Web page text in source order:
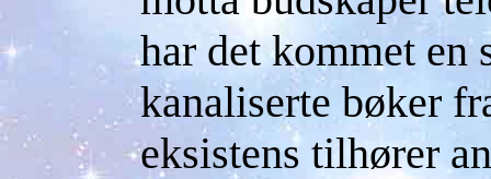
har det kommet en
kanaliserte bøker
eksistens tilhører